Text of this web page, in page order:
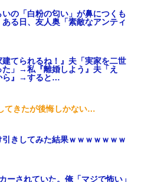
の「白粉の匂い」が鼻につくも
る日、友人奥「素敵なアンティ
てられるね！』夫「実家を二世
」→私『離婚しよう』夫「え
ら』→すると…
てきたが後悔しかない…
きしてみた結果ｗｗｗｗｗｗｗ
ーされていた。俺「マジで怖い」